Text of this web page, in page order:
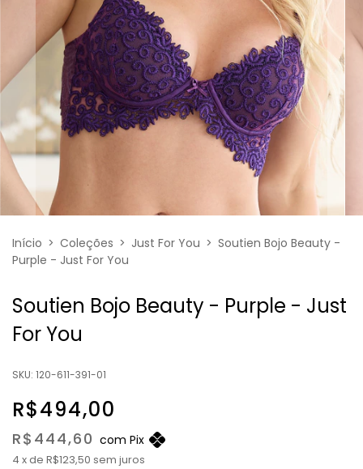
Início > Coleções > Just For You > Soutien Bojo Beauty -
Purple - Just For You
Soutien Bojo Beauty - Purple - Just
For You
SKU: 120-611-391-01
R$494,00
R$444,60 com Pix
4 xde R$123,50 sem juros